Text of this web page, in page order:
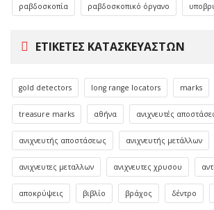
ραβδοσκοπία ραβδοσκοπικό όργανο
ΕΤΙΚΈΤΕΣ ΚΑΤΑΣΚΕΥΑΣΤΏΝ
gold detectors long range locators marks
treasure marks αθήνα ανιχνευτές
ανιχνευτής αποστάσεως ανιχνευτής μετάλλων
ανιχνευτες μεταλλων ανιχνευτες χρυσου
αποκρύψεις βιβλίο βράχος δέντρο